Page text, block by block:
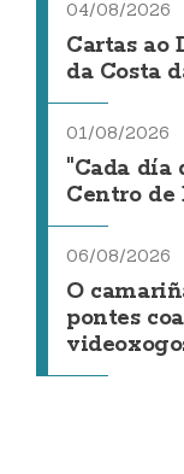
04/08/2026
Cartas ao
da Costa
01/08/2026
"Cada día
Centro de
06/08/2026
O
pontes